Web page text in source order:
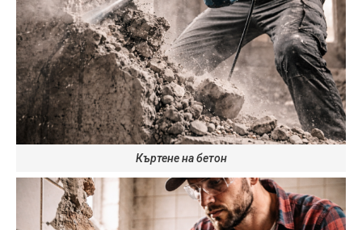
Къртене на бетон